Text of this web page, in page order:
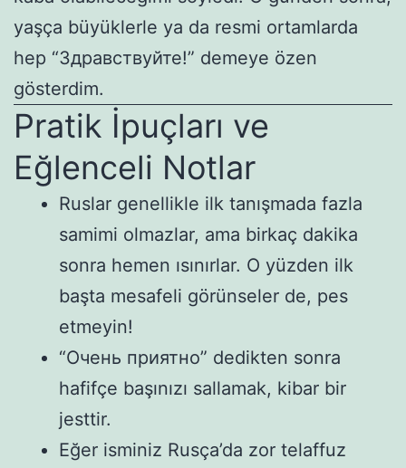
yaşça büyüklerle ya da resmi ortamlarda
hep “Здравствуйте!” demeye özen
gösterdim.
Pratik İpuçları ve
Eğlenceli Notlar
Ruslar genellikle ilk tanışmada fazla
samimi olmazlar, ama birkaç dakika
sonra hemen ısınırlar. O yüzden ilk
başta mesafeli görünseler de, pes
etmeyin!
“Очень приятно” dedikten sonra
hafifçe başınızı sallamak, kibar bir
jesttir.
Eğer isminiz Rusça’da zor telaffuz